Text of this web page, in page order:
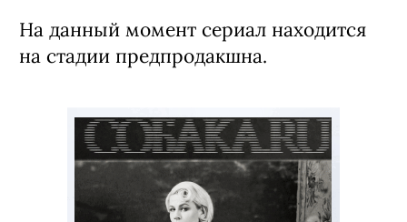
На данный момент сериал находится
на стадии предпродакшна.